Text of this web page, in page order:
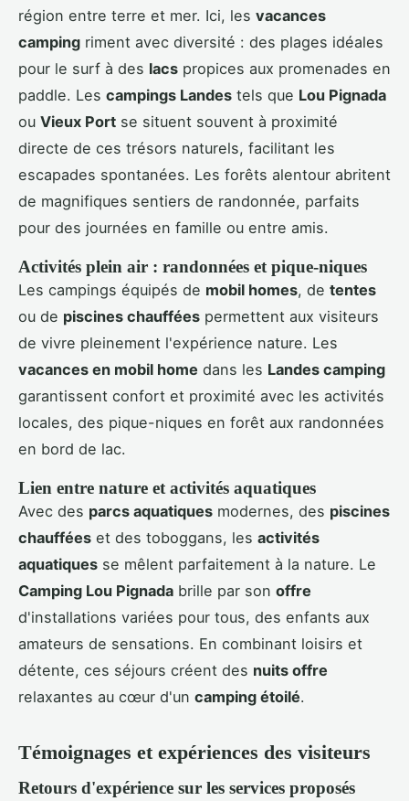
région entre terre et mer. Ici, les vacances
camping riment avec diversité : des plages idéales
pour le surf à des lacs propices aux promenades en
paddle. Les campings Landes tels que Lou Pignada
ou Vieux Port se situent souvent à proximité
directe de ces trésors naturels, facilitant les
escapades spontanées. Les forêts alentour abritent
de magnifiques sentiers de randonnée, parfaits
pour des journées en famille ou entre amis.
Activités plein air : randonnées et pique-niques
Les campings équipés de mobil homes, de tentes
ou de piscines chauffées permettent aux visiteurs
de vivre pleinement l'expérience nature. Les
vacances en mobil home dans les Landes camping
garantissent confort et proximité avec les activités
locales, des pique-niques en forêt aux randonnées
en bord de lac.
Lien entre nature et activités aquatiques
Avec des parcs aquatiques modernes, des piscines
chauffées et des toboggans, les activités
aquatiques se mêlent parfaitement à la nature. Le
Camping Lou Pignada brille par son offre
d'installations variées pour tous, des enfants aux
amateurs de sensations. En combinant loisirs et
détente, ces séjours créent des nuits offre
relaxantes au cœur d'un camping étoilé.
Témoignages et expériences des visiteurs
Retours d'expérience sur les services proposés